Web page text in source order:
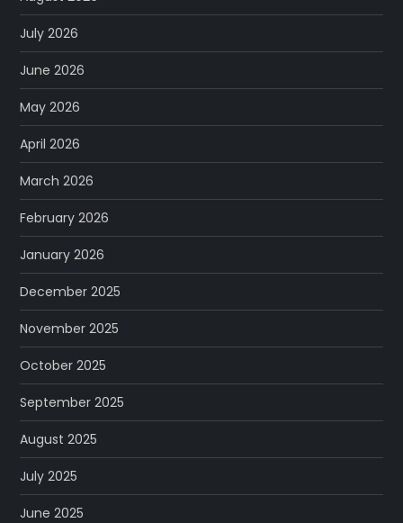
July 2026
June 2026
May 2026
April 2026
March 2026
February 2026
January 2026
December 2025
November 2025
October 2025
September 2025
August 2025
July 2025
June 2025